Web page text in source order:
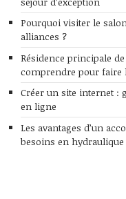
Pourquoi visiter le
alliances ?
Résidence principale
comprendre pour faire
Créer un site internet :
en ligne
Les avantages d’un
besoins en hydraulique